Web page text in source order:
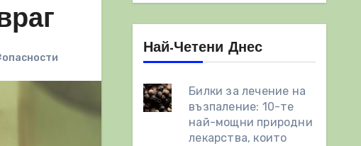
Най-Четени Днес
Билки за лечение на
възпаление: 10-те
най-мощни природни
лекарства, които